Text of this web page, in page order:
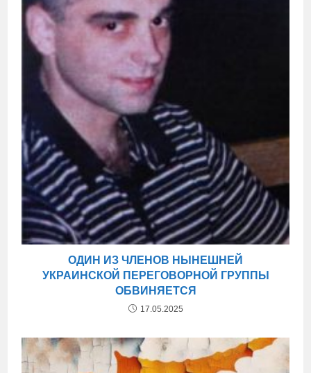
ОДИН ИЗ ЧЛЕНОВ НЫНЕШНЕЙ
УКРАИНСКОЙ ПЕРЕГОВОРНОЙ ГРУППЫ
ОБВИНЯЕТСЯ
17.05.2025